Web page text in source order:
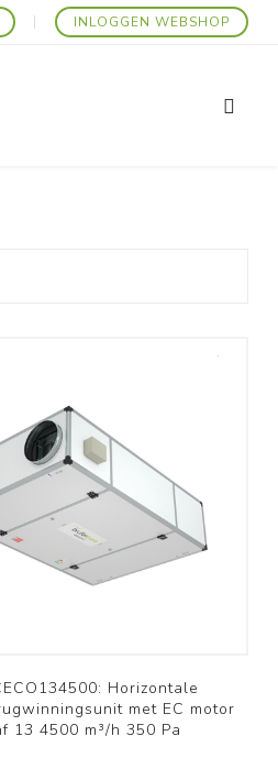
INLOGGEN WEBSHOP
Horizontale
met EC motor
13 4500 m³/h 350 Pa